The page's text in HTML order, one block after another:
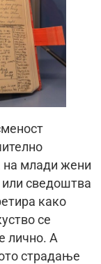
на млади жени
сведоштва
како
се
лично. А
страдање